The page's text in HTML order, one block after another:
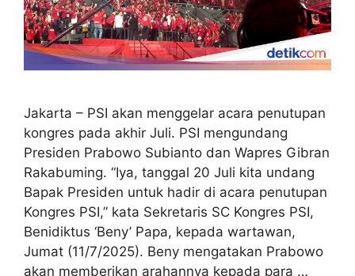
Jakarta – PSI akan menggelar acara penutupan
kongres pada akhir Juli. PSI mengundang
Presiden Prabowo Subianto dan Wapres Gibran
Rakabuming. “Iya, tanggal 20 Juli kita undang
Bapak Presiden untuk hadir di acara penutupan
Kongres PSI,” kata Sekretaris SC Kongres PSI,
Benidiktus ‘Beny’ Papa, kepada wartawan,
Jumat (11/7/2025). Beny mengatakan Prabowo
akan memberikan arahannya kepada para …